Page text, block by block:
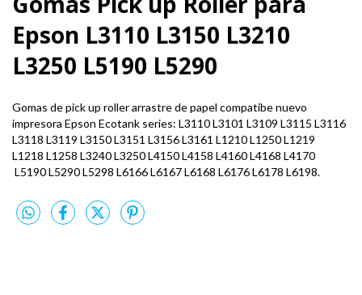
Epson L3110 L3150 L3210
L3250 L5190 L5290
Gomas de pick up roller arrastre de papel compatibe nuevo
impresora Epson Ecotank series: L3110 L3101 L3109 L3115 L3116
L3118 L3119 L3150 L3151 L3156 L3161 L1210 L1250 L1219
L1218 L1258 L3240 L3250 L4150 L4158 L4160 L4168 L4170
L5190 L5290 L5298 L6166 L6167 L6168 L6176 L6178 L6198.